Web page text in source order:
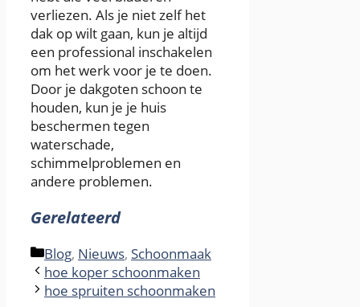
verliezen. Als je niet zelf het
dak op wilt gaan, kun je altijd
een professional inschakelen
om het werk voor je te doen.
Door je dakgoten schoon te
houden, kun je je huis
beschermen tegen
waterschade,
schimmelproblemen en
andere problemen.
Gerelateerd
Categories
Blog, Nieuws, Schoonmaak
hoe koper schoonmaken
hoe spruiten schoonmaken